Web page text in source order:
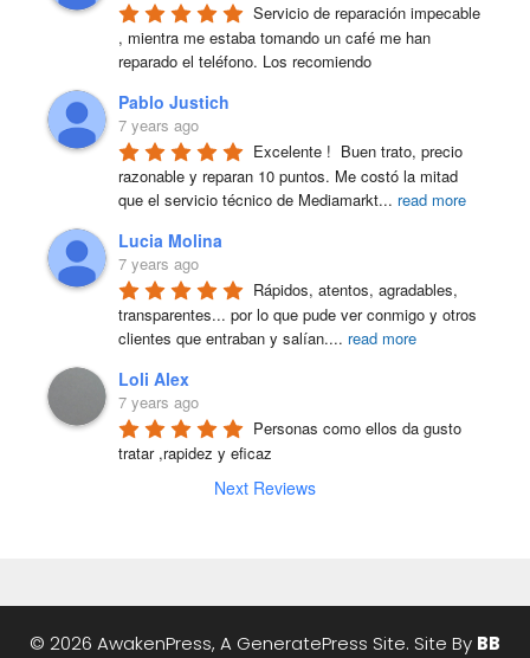
Servicio de reparación impecable
, mientra me estaba tomando un café me han
reparado el teléfono. Los recomiendo
Pablo Justich
7 years ago
Excelente !  Buen trato, precio
razonable y reparan 10 puntos. Me costó la mitad
que el servicio técnico de Mediamarkt... read more
Lucia Molina
7 years ago
Rápidos, atentos, agradables,
transparentes... por lo que pude ver conmigo y otros
clientes que entraban y salían.... read more
Loli Alex
7 years ago
Personas como ellos da gusto
tratar ,rapidez y eficaz
Next Reviews
© 2026 AwakenPress, A GeneratePress Site. Site By BB